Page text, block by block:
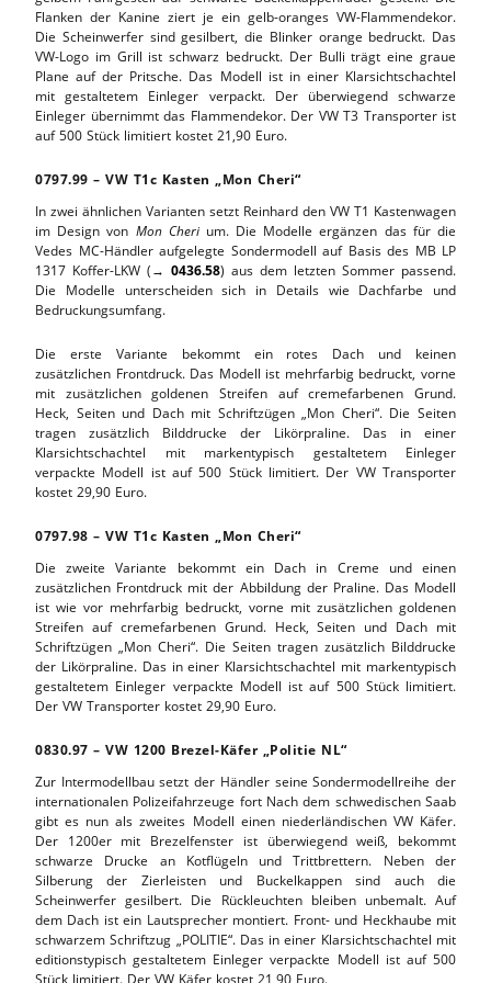
Flanken der Kanine ziert je ein gelb-oranges VW-Flammendekor.
Die Scheinwerfer sind gesilbert, die Blinker orange bedruckt. Das
VW-Logo im Grill ist schwarz bedruckt. Der Bulli trägt eine graue
Plane auf der Pritsche. Das Modell ist in einer Klarsichtschachtel
mit gestaltetem Einleger verpackt. Der überwiegend schwarze
Einleger übernimmt das Flammendekor. Der VW T3 Transporter ist
auf 500 Stück limitiert kostet 21,90 Euro.
0797.99 – VW T1c Kasten „Mon Cheri“
In zwei ähnlichen Varianten setzt Reinhard den VW T1 Kastenwagen
im Design von Mon Cherium. Die Modelle ergänzen das für die
Vedes MC-Händler aufgelegte Sondermodell auf Basis des MB LP
1317 Koffer-LKW (→ 0436.58) aus dem letzten Sommer passend.
Die Modelle unterscheiden sich in Details wie Dachfarbe und
Bedruckungsumfang.
Die erste Variante bekommt ein rotes Dach und keinen
zusätzlichen Frontdruck. Das Modell ist mehrfarbig bedruckt, vorne
mit zusätzlichen goldenen Streifen auf cremefarbenen Grund.
Heck, Seiten und Dach mit Schriftzügen „Mon Cheri“. Die Seiten
tragen zusätzlich Bilddrucke der Likörpraline. Das in einer
Klarsichtschachtel mit markentypisch gestaltetem Einleger
verpackte Modell ist auf 500 Stück limitiert. Der VW Transporter
kostet 29,90 Euro.
0797.98 – VW T1c Kasten „Mon Cheri“
Die zweite Variante bekommt ein Dach in Creme und einen
zusätzlichen Frontdruck mit der Abbildung der Praline. Das Modell
ist wie vor mehrfarbig bedruckt, vorne mit zusätzlichen goldenen
Streifen auf cremefarbenen Grund. Heck, Seiten und Dach mit
Schriftzügen „Mon Cheri“. Die Seiten tragen zusätzlich Bilddrucke
der Likörpraline. Das in einer Klarsichtschachtel mit markentypisch
gestaltetem Einleger verpackte Modell ist auf 500 Stück limitiert.
Der VW Transporter kostet 29,90 Euro.
0830.97 – VW 1200 Brezel-Käfer „Politie NL“
Zur Intermodellbau setzt der Händler seine Sondermodellreihe der
internationalen Polizeifahrzeuge fort Nach dem schwedischen Saab
gibt es nun als zweites Modell einen niederländischen VW Käfer.
Der 1200er mit Brezelfenster ist überwiegend weiß, bekommt
schwarze Drucke an Kotflügeln und Trittbrettern. Neben der
Silberung der Zierleisten und Buckelkappen sind auch die
Scheinwerfer gesilbert. Die Rückleuchten bleiben unbemalt. Auf
dem Dach ist ein Lautsprecher montiert. Front- und Heckhaube mit
schwarzem Schriftzug „POLITIE“. Das in einer Klarsichtschachtel mit
editionstypisch gestaltetem Einleger verpackte Modell ist auf 500
Stück limitiert. Der VW Käfer kostet 21,90 Euro.